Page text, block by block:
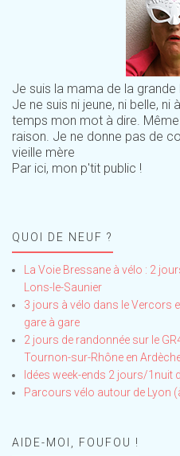
Je suis la mama de la grande
Je ne suis ni jeune, ni belle,
temps mon mot à dire.
raison. Je ne donne pas de
vieille mère
Par ici, mon p'tit public !
QUOI DE NEUF ?
La Voie Bressane à vélo : 2
Lons-le-Saunier
3 jours à vélo dans le Vercors
gare à gare
2 jours de randonnée sur le
Tournon-sur-Rhône en
Idées week-ends 2 jours/1nuit
Parcours vélo autour de Lyon
AIDE-MOI, FOUFOU !